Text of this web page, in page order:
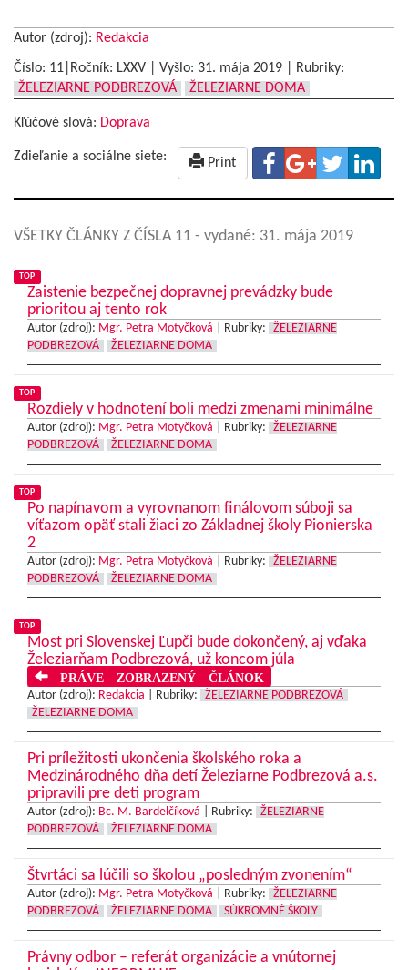
Autor (zdroj): Redakcia
Číslo: 11|Ročník: LXXV | Vyšlo: 31. mája 2019
Rubriky:
ŽELEZIARNE PODBREZOVÁ
ŽELEZIARNE DOMA
Kľúčové slová: Doprava
Zdieľanie a sociálne siete: Print
VŠETKY ČLÁNKY Z ČÍSLA 11 - vydané: 31. mája 2019
TOP
Zaistenie bezpečnej dopravnej prevádzky bude
prioritou aj tento rok
Autor (zdroj): Mgr. Petra Motyčková Rubriky:
ŽELEZIARNE
PODBREZOVÁ
ŽELEZIARNE DOMA
TOP
Rozdiely v hodnotení boli medzi zmenami minimálne
Autor (zdroj): Mgr. Petra Motyčková Rubriky:
ŽELEZIARNE
PODBREZOVÁ
ŽELEZIARNE DOMA
TOP
Po napínavom a vyrovnanom finálovom súboji sa
víťazom opäť stali žiaci zo Základnej školy Pionierska
2
Autor (zdroj): Mgr. Petra Motyčková Rubriky:
ŽELEZIARNE
PODBREZOVÁ
ŽELEZIARNE DOMA
TOP
Most pri Slovenskej Ľupči bude dokončený, aj vďaka
Železiarňam Podbrezová, už koncom júla
PRÁVE ZOBRAZENÝ ČLÁNOK
Autor (zdroj): Redakcia Rubriky:
ŽELEZIARNE PODBREZOVÁ
ŽELEZIARNE DOMA
Pri príležitosti ukončenia školského roka a
Medzinárodného dňa detí Železiarne Podbrezová a.s.
pripravili pre deti program
Autor (zdroj): Bc. M. Bardelčíková Rubriky:
ŽELEZIARNE
PODBREZOVÁ
ŽELEZIARNE DOMA
Štvrtáci sa lúčili so školou „posledným zvonením“
Autor (zdroj): Mgr. Petra Motyčková Rubriky:
ŽELEZIARNE
PODBREZOVÁ
ŽELEZIARNE DOMA SÚKROMNÉ ŠKOLY
Právny odbor – referát organizácie a vnútornej